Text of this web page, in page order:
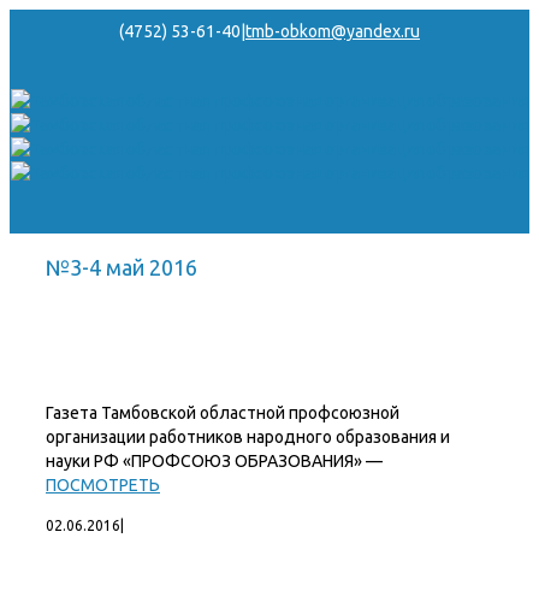
(4752) 53-61-40 tmb-obkom@yandex.ru
№3-4 май 2016
Газета Тамбовской областной профсоюзной
организации работников народного образования и
науки РФ «ПРОФСОЮЗ ОБРАЗОВАНИЯ» —
ПОСМОТРЕТЬ
02.06.2016